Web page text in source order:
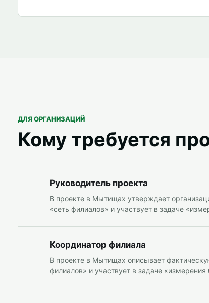
ДЛЯ ОРГАНИЗАЦИЙ
Кому требуется
Руководитель проекта
В проекте в Мытищах утверждает
«сеть филиалов» и участвует в задаче
Координатор филиала
В проекте в Мытищах описывает
филиалов» и участвует в задаче «измерения